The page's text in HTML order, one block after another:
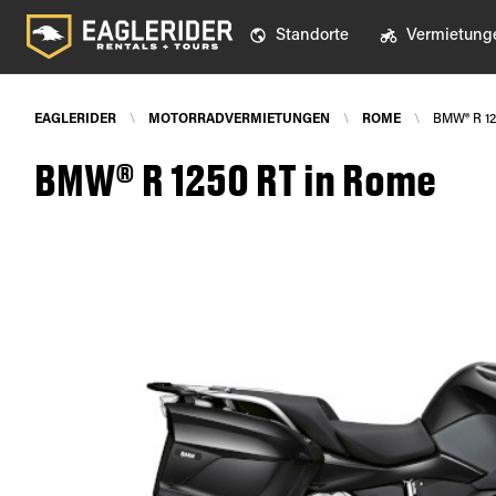
Standorte
EAGLERIDER \ MOTORRADVERMIETUNGEN \ ROME \ BMW® R
BMW® R 1250 RT in Rome